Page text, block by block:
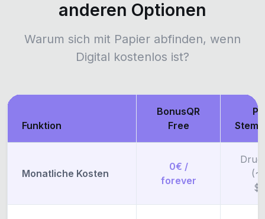
anderen Optionen
Warum sich mit Papier abfinden, wenn
Digital kostenlos ist?
Funktion
BonusQR
Free
Monatliche Kosten
0€ /
forever